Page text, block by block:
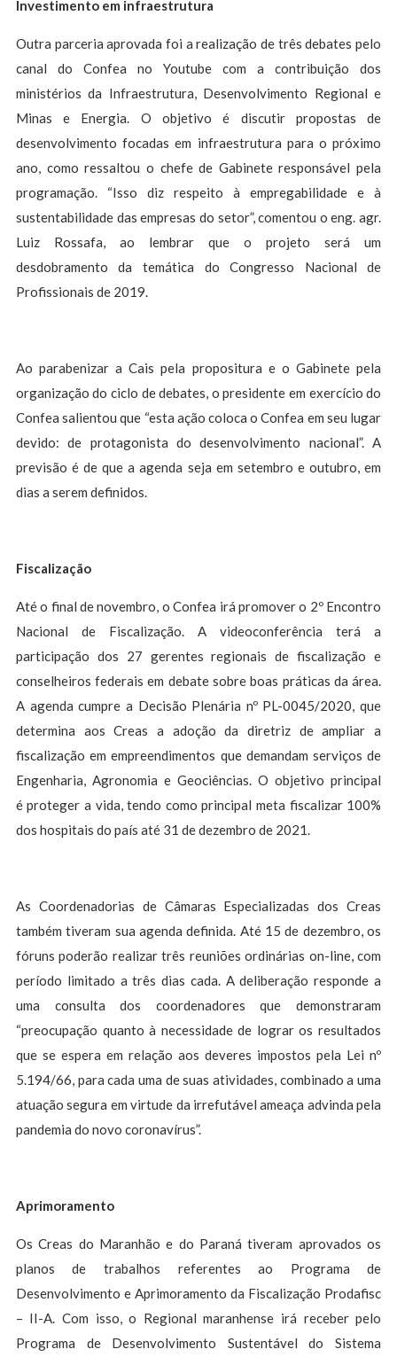
Investimento em infraestrutura
Outra parceria aprovada foi a realização de três debates pelo
canal do Confea no Youtube com a contribuição dos
ministérios da Infraestrutura, Desenvolvimento Regional e
Minas e Energia. O objetivo é discutir propostas de
desenvolvimento focadas em infraestrutura para o próximo
ano, como ressaltou o chefe de Gabinete responsável pela
programação. “Isso diz respeito à empregabilidade e à
sustentabilidade das empresas do setor”, comentou o eng. agr.
Luiz Rossafa, ao lembrar que o projeto será um
desdobramento da temática do Congresso Nacional de
Profissionais de 2019.
Ao parabenizar a Cais pela propositura e o Gabinete pela
organização do ciclo de debates, o presidente em exercício do
Confea salientou que “esta ação coloca o Confea em seu lugar
devido: de protagonista do desenvolvimento nacional”. A
previsão é de que a agenda seja em setembro e outubro, em
dias a serem definidos.
Fiscalização
Até o final de novembro, o Confea irá promover o 2º Encontro
Nacional de Fiscalização. A videoconferência terá a
participação dos 27 gerentes regionais de fiscalização e
conselheiros federais em debate sobre boas práticas da área.
A agenda cumpre a Decisão Plenária nº PL-0045/2020, que
determina aos Creas a adoção da diretriz de ampliar a
fiscalização em empreendimentos que demandam serviços de
Engenharia, Agronomia e Geociências. O objetivo principal
é proteger a vida, tendo como principal meta fiscalizar 100%
dos hospitais do país até 31 de dezembro de 2021.
As Coordenadorias de Câmaras Especializadas dos Creas
também tiveram sua agenda definida. Até 15 de dezembro, os
fóruns poderão realizar três reuniões ordinárias on-line, com
período limitado a três dias cada. A deliberação responde a
uma consulta dos coordenadores que demonstraram
“preocupação quanto à necessidade de lograr os resultados
que se espera em relação aos deveres impostos pela Lei nº
5.194/66, para cada uma de suas atividades, combinado a uma
atuação segura em virtude da irrefutável ameaça advinda pela
pandemia do novo coronavírus”.
Aprimoramento
Os Creas do Maranhão e do Paraná tiveram aprovados os
planos de trabalhos referentes ao Programa de
Desenvolvimento e Aprimoramento da Fiscalização Prodafisc
– II-A. Com isso, o Regional maranhense irá receber pelo
Programa de Desenvolvimento Sustentável do Sistema